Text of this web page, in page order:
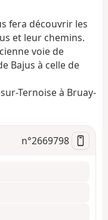
v
o
fera découvrir les
et leur chemins.
voie de
Bajus à celle de
Ternoise à Bruay-
n°2669798